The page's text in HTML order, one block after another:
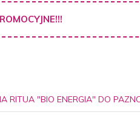
RITUA "BIO ENERGIA" DO